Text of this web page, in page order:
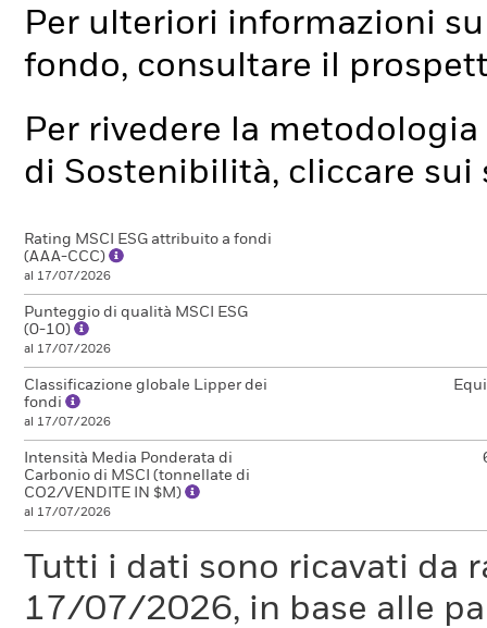
Per ulteriori informazioni
fondo, consultare il
Per rivedere la
di Sostenibilità, cliccare
Rating MSCI ESG attribuito a fondi
(AAA-CCC)
al 17/07/2026
Punteggio di qualità MSCI ESG
(0-10)
al 17/07/2026
Classificazione globale Lipper dei
fondi
al 17/07/2026
Intensità Media Ponderata di
Carbonio di MSCI (tonnellate di
CO2/VENDITE IN $M)
al 17/07/2026
Tutti i dati sono ricavati da
17/07/2026, in base alle